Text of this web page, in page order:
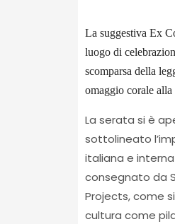
La suggestiva Ex
luogo di
scomparsa della
omaggio corale alla
La serata si è
sottolineato
italiana e
consegnato da
Projects, come
cultura come